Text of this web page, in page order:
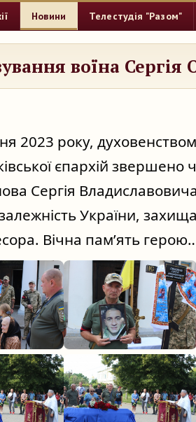
Новини Телестудія "Разом"
воїна Сергія
2023 року,
єпархій звершено
Сергія
України,
Вічна пам’ять